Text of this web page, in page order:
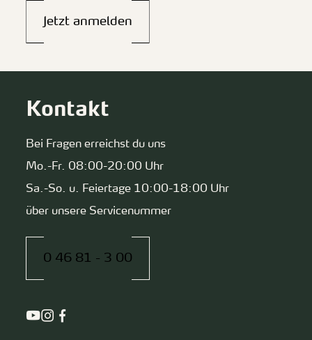
Jetzt anmelden
Kontakt
Bei Fragen erreichst du uns
Mo.-Fr. 08:00-20:00 Uhr
Sa.-So. u. Feiertage 10:00-18:00 Uhr
über unsere Servicenummer
0 46 81 - 3 00